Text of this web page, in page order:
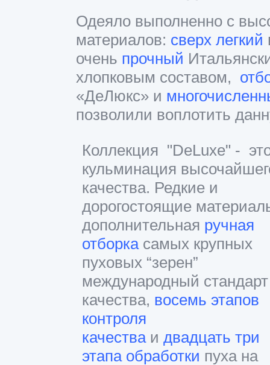
Одеяло выполненно с
материалов: сверх легкий
очень прочный
хлопковым составом,
«ДеЛюкс» и
позволили воплотить
Коллекция "DeLuxe" -
кульминация
качества. Редкие и
дорогостоящие
дополнительная ручная
отборкасамых крупных
пуховых “зерен”
международный стандарт
качества, восемь этапов
контроля
качестваидвадцать три
этапа обработки пуха на